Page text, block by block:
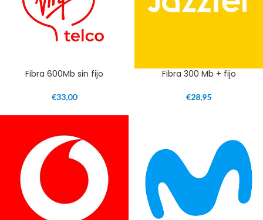
Fibra 600Mb sin fijo
€33,00
Fibra 300 Mb + fijo
€28,95